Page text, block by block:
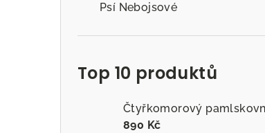
Psí Nebojsové
Top 10 produktů
890 Kč